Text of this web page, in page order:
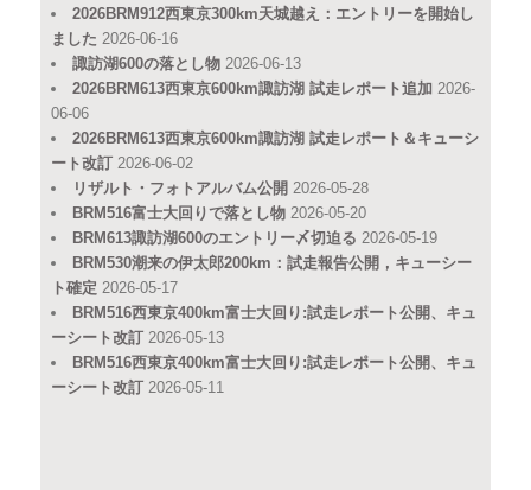
2026BRM912西東京300km天城越え：エントリーを開始し
ました 2026-06-16
諏訪湖600の落とし物 2026-06-13
2026BRM613西東京600km諏訪湖 試走レポート追加 2026-
06-06
2026BRM613西東京600km諏訪湖 試走レポート＆キューシ
ート改訂 2026-06-02
リザルト・フォトアルバム公開 2026-05-28
BRM516富士大回りで落とし物 2026-05-20
BRM613諏訪湖600のエントリー〆切迫る 2026-05-19
BRM530潮来の伊太郎200km：試走報告公開，キューシー
ト確定 2026-05-17
BRM516西東京400km富士大回り:試走レポート公開、キュ
ーシート改訂 2026-05-13
BRM516西東京400km富士大回り:試走レポート公開、キュ
ーシート改訂 2026-05-11